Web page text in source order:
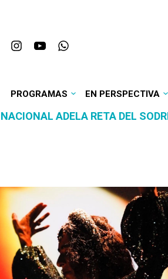
PROGRAMAS EN PERSPECTIVA
ADELA RETA DEL